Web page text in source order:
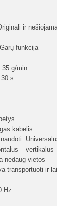
ir
funkcija
35 g/min
s
kabelis
– vertikalus
nedaug vietos
transportuoti ir
Hz